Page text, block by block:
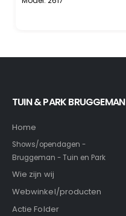
TUIN & PARK BRUGGEMAN
Home
Shows/opendagen -
Bruggeman - Tuin en Park
Wie zijn wij
Webwinkel/producten
Actie Folder